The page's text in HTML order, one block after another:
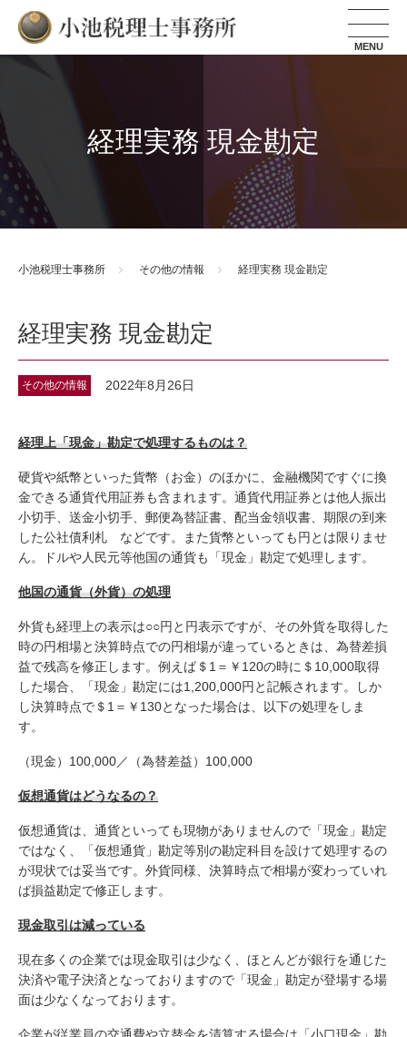
小池税理士事務所
経理実務 現金勘定
小池税理士事務所 その他の情報 経理実務 現金勘定
経理実務 現金勘定
その他の情報 2022年8月26日
経理上「現金」勘定で処理するものは？
硬貨や紙幣といった貨幣（お金）のほかに、金融機関ですぐに換
金できる通貨代用証券も含まれます。通貨代用証券とは他人振出
小切手、送金小切手、郵便為替証書、配当金領収書、期限の到来
した公社債利札 などです。また貨幣といっても円とは限りませ
ん。ドルや人民元等他国の通貨も「現金」勘定で処理します。
他国の通貨（外貨）の処理
外貨も経理上の表示は○○円と円表示ですが、その外貨を取得した
時の円相場と決算時点での円相場が違っているときは、為替差損
益で残高を修正します。例えば＄1＝￥120の時に＄10,000取得
した場合、「現金」勘定には1,200,000円と記帳されます。しか
し決算時点で＄1＝￥130となった場合は、以下の処理をしま
す。
（現金）100,000／（為替差益）100,000
仮想通貨はどうなるの？
仮想通貨は、通貨といっても現物がありませんので「現金」勘定
ではなく、「仮想通貨」勘定等別の勘定科目を設けて処理するの
が現状では妥当です。外貨同様、決算時点で相場が変わっていれ
ば損益勘定で修正します。
現金取引は減っている
現在多くの企業では現金取引は少なく、ほとんどが銀行を通じた
決済や電子決済となっておりますので「現金」勘定が登場する場
面は少なくなっております。